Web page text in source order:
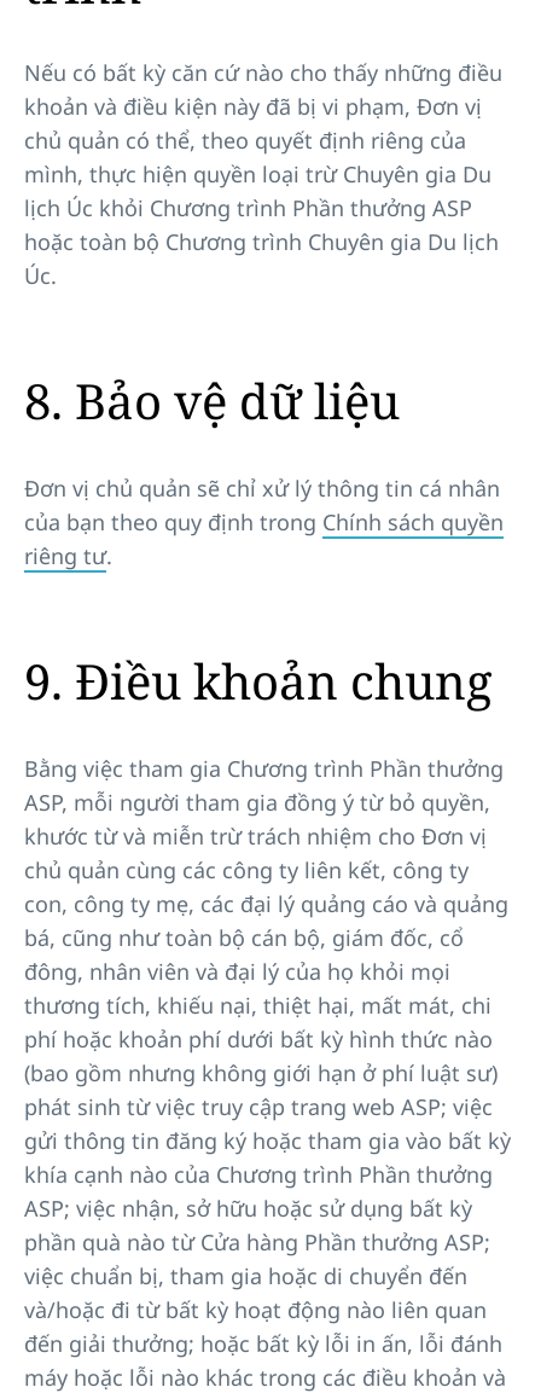
Nếu có bất kỳ căn cứ nào cho thấy những điều
khoản và điều kiện này đã bị vi phạm, Đơn vị
chủ quản có thể, theo quyết định riêng của
mình, thực hiện quyền loại trừ Chuyên gia Du
lịch Úc khỏi Chương trình Phần thưởng ASP
hoặc toàn bộ Chương trình Chuyên gia Du lịch
Úc.
8. Bảo vệ dữ liệu
Đơn vị chủ quản sẽ chỉ xử lý thông tin cá nhân
của bạn theo quy định trong Chính sách quyền
riêng tư.
9. Điều khoản chung
Bằng việc tham gia Chương trình Phần thưởng
ASP, mỗi người tham gia đồng ý từ bỏ quyền,
khước từ và miễn trừ trách nhiệm cho Đơn vị
chủ quản cùng các công ty liên kết, công ty
con, công ty mẹ, các đại lý quảng cáo và quảng
bá, cũng như toàn bộ cán bộ, giám đốc, cổ
đông, nhân viên và đại lý của họ khỏi mọi
thương tích, khiếu nại, thiệt hại, mất mát, chi
phí hoặc khoản phí dưới bất kỳ hình thức nào
(bao gồm nhưng không giới hạn ở phí luật sư)
phát sinh từ việc truy cập trang web ASP; việc
gửi thông tin đăng ký hoặc tham gia vào bất kỳ
khía cạnh nào của Chương trình Phần thưởng
ASP; việc nhận, sở hữu hoặc sử dụng bất kỳ
phần quà nào từ Cửa hàng Phần thưởng ASP;
việc chuẩn bị, tham gia hoặc di chuyển đến
và/hoặc đi từ bất kỳ hoạt động nào liên quan
đến giải thưởng; hoặc bất kỳ lỗi in ấn, lỗi đánh
máy hoặc lỗi nào khác trong các điều khoản và